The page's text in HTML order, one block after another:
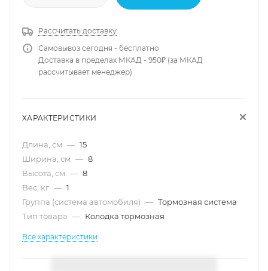
Рассчитать доставку
Самовывоз сегодня - бесплатно
Доставка в пределах МКАД - 950₽ (за МКАД
рассчитывает менеджер)
ХАРАКТЕРИСТИКИ
Длина, см — 15
Ширина, см — 8
Высота, см — 8
Вес, кг — 1
Группа (система автомобиля) — Тормозная система
Тип товара — Колодка тормозная
Все характеристики